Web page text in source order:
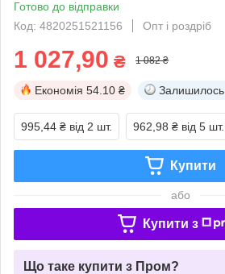
Готово до відправки
Код: 4820251521156
Опт і роздріб
1 027,90 ₴ 1 082 ₴
Економія 54.10 ₴ Залишилось
995,44 ₴ від 2 шт. 962,98 ₴ від 5 шт.
Купити
або
Купити з
Що таке купити з Пром?